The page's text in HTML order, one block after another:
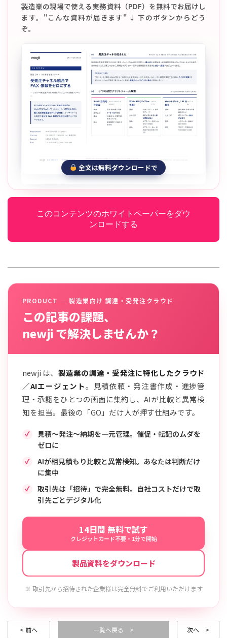
製造業の現場で使える実務資料（PDF）を無料でお届けし
ます。"こんな資料が届きます" ↓ 下のボタンからどう
ぞ。
全文は無料ダウンロードで
このコンテンツのホワイトペーパーをダウ
ンロードする
PRODUCT — 製造業向け 調達・受発注クラウド
この記事の課題、
newji で解決しませんか？
newji は、 製造業の調達・受発注に特化したクラウド
／AIエージェント。見積依頼・発注書作成・進捗管
理・承認をひとつの画面に集約し、AIが比較と異常検
知を担当。最後の「GO」だけ人が押す仕組みです。
見積〜発注〜納期を一元管理。催促・転記のムダを
ゼロに
AIが相見積もり比較と異常検知。あなたは判断だけ
に集中
取引先は「招待」で完全無料。自社コストだけで取
引先ごとデジタル化
14日間 無料で試す
クレジットカード不要・1分で開始
製品資料をダウンロード
※ 取引先から招待された企業様は完全無料でご利用いただけます
< 前へ 一覧へ戻る > 次へ >